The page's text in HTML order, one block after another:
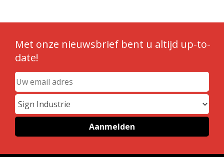
Met onze nieuwsbrief bent u altijd up-to-
date!